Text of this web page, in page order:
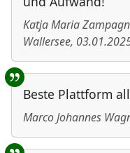
Katja Maria
Wallersee,
Beste Plattform
Marco Johannes